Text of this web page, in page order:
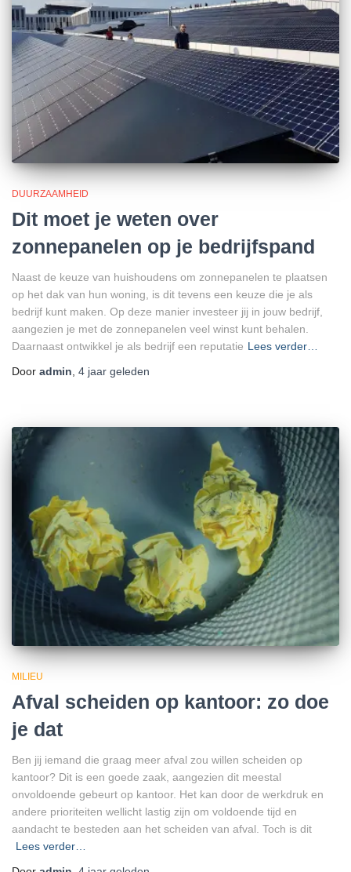
DUURZAAMHEID
Dit moet je weten over
zonnepanelen op je bedrijfspand
Naast de keuze van huishoudens om zonnepanelen te plaatsen
op het dak van hun woning, is dit tevens een keuze die je als
bedrijf kunt maken. Op deze manier investeer jij in jouw bedrijf,
aangezien je met de zonnepanelen veel winst kunt behalen.
Daarnaast ontwikkel je als bedrijf een reputatie Lees verder…
Door admin 4 jaar geleden
MILIEU
Afval scheiden op kantoor: zo doe
je dat
Ben jij iemand die graag meer afval zou willen scheiden op
kantoor? Dit is een goede zaak, aangezien dit meestal
onvoldoende gebeurt op kantoor. Het kan door de werkdruk en
andere prioriteiten wellicht lastig zijn om voldoende tijd en
aandacht te besteden aan het scheiden van afval. Toch is dit
Lees verder…